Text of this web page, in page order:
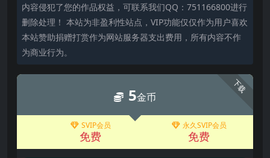
内容侵犯了您的作品权益，可联系我们QQ：751166800进行
删除处理！ 本站为非盈利性站点，VIP功能仅仅作为用户喜欢
本站赞助捐赠打赏作为网站服务器支出费用，所有内容不作
为商业行为。
下载
5金币
SVIP会员
免费
永久SVIP会员
免费